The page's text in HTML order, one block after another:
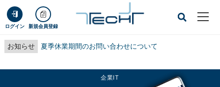
ログイン 新規会員登録
お知らせ 夏季休業期間のお問い合わせについて
企業IT